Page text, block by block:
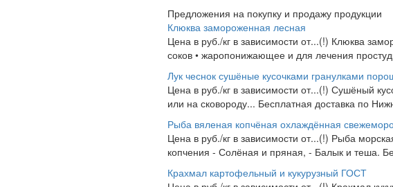
Предложения на покупку и продажу продукции
Клюква замороженная лесная
Цена в руб./кг в зависимости от...(!) Клюква
соков • жаропонижающее и для лечения
Лук чеснок сушёные кусочками гранулками
Цена в руб./кг в зависимости от...(!) Сушёный
или на сковороду... Бесплатная доставка по
Рыба вяленая копчёная охлаждённая
Цена в руб./кг в зависимости от...(!) Рыба
копчения - Солёная и пряная, - Балык и теша.
Крахмал картофельный и кукурузный ГОСТ